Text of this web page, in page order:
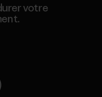
votre